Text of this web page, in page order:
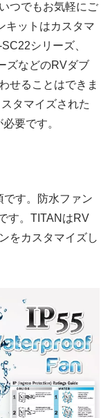
つでもお気軽にご
キットはカスタマ
シリーズ、
ズなどのRVダブ
せることはできま
タマイズされた
要です。
です。防水ファン
す。TITANはRV
をカスタマイズし